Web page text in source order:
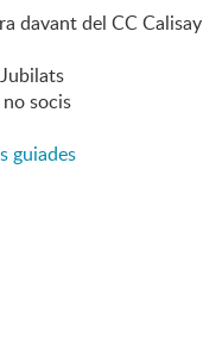
davant del CC Calisay
socis
guiades